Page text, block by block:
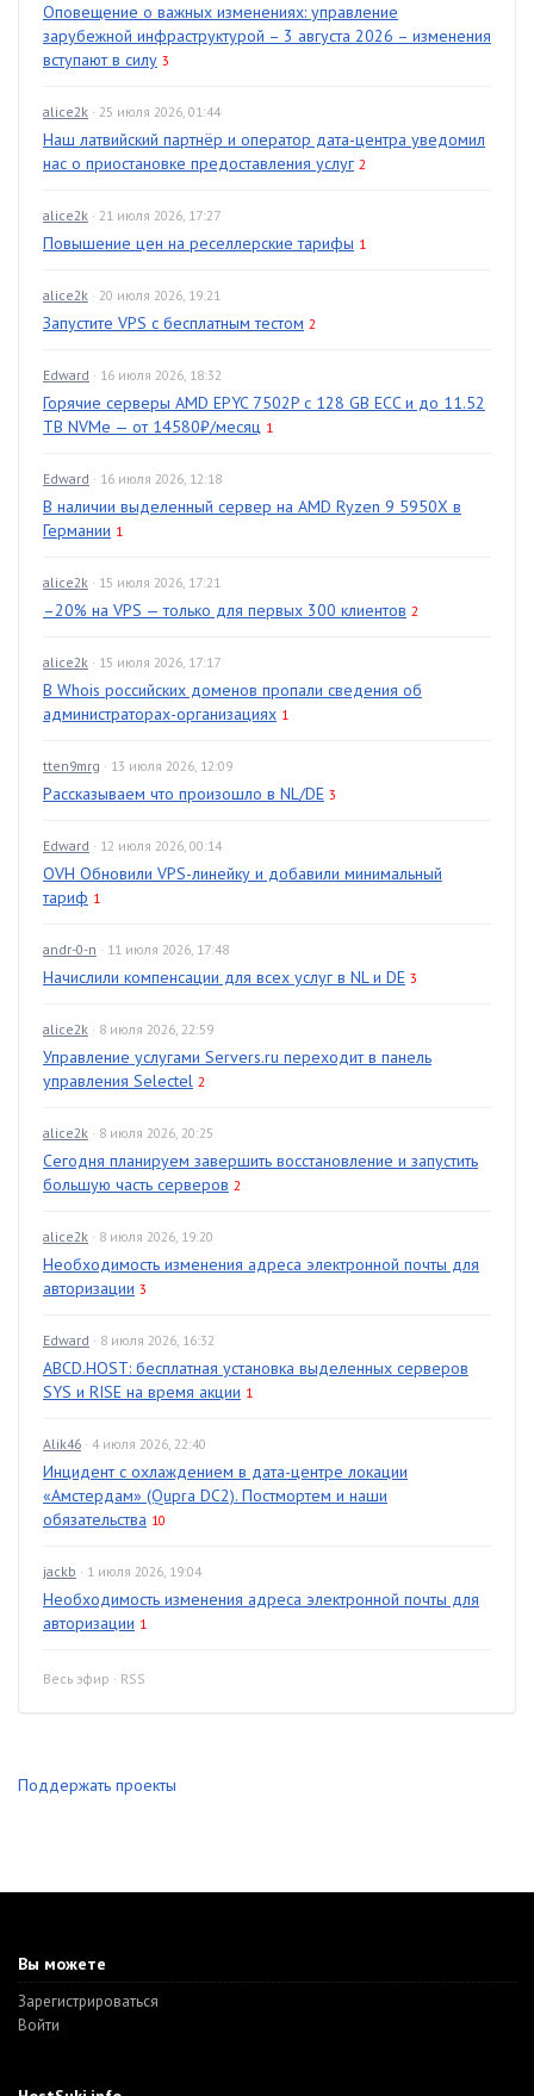
Оповещение о важных изменениях: управление
зарубежной инфраструктурой – 3 августа 2026 – изменения
вступают в силу 3
alice2k · 25 июля 2026, 01:44
Наш латвийский партнёр и оператор дата-центра уведомил
нас о приостановке предоставления услуг 2
alice2k · 21 июля 2026, 17:27
Повышение цен на реселлерские тарифы 1
alice2k · 20 июля 2026, 19:21
Запустите VPS с бесплатным тестом 2
Edward · 16 июля 2026, 18:32
Горячие серверы AMD EPYC 7502P с 128 GB ECC и до 11.52
TB NVMe — от 14580₽/месяц 1
Edward · 16 июля 2026, 12:18
В наличии выделенный сервер на AMD Ryzen 9 5950X в
Германии 1
alice2k · 15 июля 2026, 17:21
–20% на VPS — только для первых 300 клиентов 2
alice2k · 15 июля 2026, 17:17
В Whois российских доменов пропали сведения об
администраторах-организациях 1
tten9mrg · 13 июля 2026, 12:09
Рассказываем что произошло в NL/DE 3
Edward · 12 июля 2026, 00:14
OVH Обновили VPS-линейку и добавили минимальный
тариф 1
andr-0-n · 11 июля 2026, 17:48
Начислили компенсации для всех услуг в NL и DE 3
alice2k · 8 июля 2026, 22:59
Управление услугами Servers.ru переходит в панель
управления Selectel 2
alice2k · 8 июля 2026, 20:25
Сегодня планируем завершить восстановление и запустить
большую часть серверов 2
alice2k · 8 июля 2026, 19:20
Необходимость изменения адреса электронной почты для
авторизации 3
Edward · 8 июля 2026, 16:32
ABCD.HOST: бесплатная установка выделенных серверов
SYS и RISE на время акции 1
Alik46 · 4 июля 2026, 22:40
Инцидент с охлаждением в дата-центре локации
«Амстердам» (Qupra DC2). Постмортем и наши
обязательства 10
jackb · 1 июля 2026, 19:04
Необходимость изменения адреса электронной почты для
авторизации 1
Весь эфир · RSS
Поддержать проекты
Вы можете
Зарегистрироваться
Войти